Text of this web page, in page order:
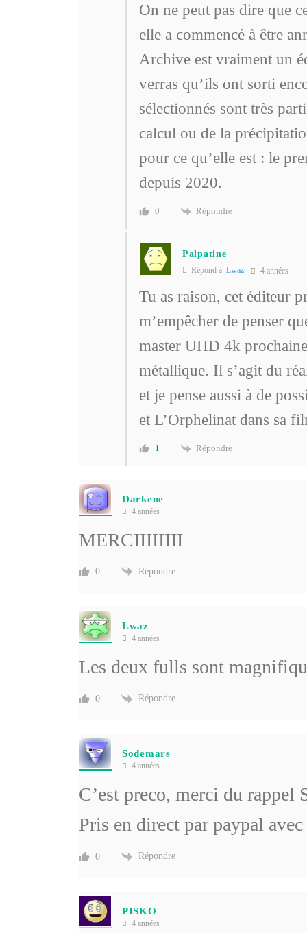
On ne peut pas dire que
elle a commencé à être
Archive est vraiment un
verras qu’ils ont sorti
sélectionnés sont très
calcul ou de la
pour ce qu’elle est : le
depuis 2020.
0 Répondre
Palpatine
Répond à Lwaz 4 années
Tu as raison, cet éditeur
m’empêcher de penser
master UHD 4k
métallique. Il s’agit du
et je pense aussi à de
et L’Orphelinat dans sa
1 Répondre
Darkene
4 années
MERCIIIIIIII
0 Répondre
Lwaz
4 années
Les deux fulls sont
0 Répondre
Sodemars
4 années
C’est preco, merci du rappel
Pris en direct par paypal
0 Répondre
PISKO
4 années